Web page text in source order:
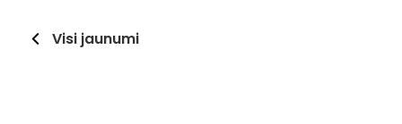
Visi jaunumi